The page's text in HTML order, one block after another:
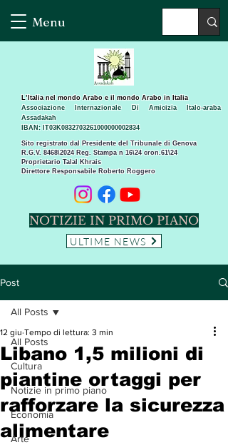
Menu
Sito registrato dal Presidente del Tribunale di Genova
R.G.V. 8468\2024 Reg. Stampa n 16\24 cron.61\24 ​
Proprietario Talal Khrais
Direttore Responsabile Roberto Roggero
L’Italia nel mondo Arabo e il mondo Arabo in Italia
Associazione Internazionale Di Amicizia Italo-araba
Assadakah
IBAN: IT03K0832703261000000002834
NOTIZIE IN PRIMO PIANO
ULTIME NEWS
Post
All Posts
Cultura
Notizie in primo piano
Economia
Arte
All Posts
Libano 1,5 milioni di
piantine ortaggi per
rafforzare la sicurezza
alimentare
12 giu Tempo di lettura: 3 min